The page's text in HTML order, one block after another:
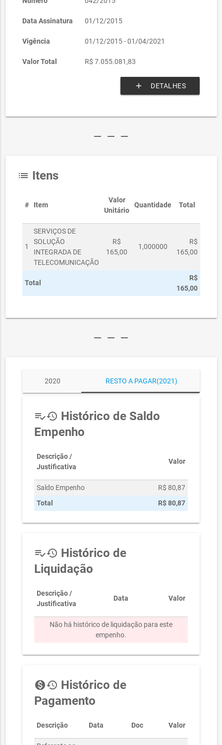
Data Assinatura 01/12/2015
Vigência 01/12/2015 - 01/04/2021
Valor Total R$ 7.055.081,83
add DETALHES
remove remove remove
list Itens
# Item
Valor
Unitário
Quantidade Total
1
SERVIÇOS DE
SOLUÇÃO
INTEGRADA DE
TELECOMUNICAÇÃO
R$
165,00
1,000000
R$
165,00
Total
R$
165,00
remove remove remove
2020 RESTO A PAGAR(2021)
playlist_add_checkhistory Histórico de Saldo
Empenho
Descrição /
Justificativa
Valor
Saldo Empenho
R$ 80,87
Total
R$ 80,87
playlist_add_checkhistory Histórico de
Liquidação
Descrição /
Justificativa
Data Valor
Não há histórico de liquidação para este
empenho.
monetization_onhistory Histórico de
Pagamento
Descrição Data Doc Valor